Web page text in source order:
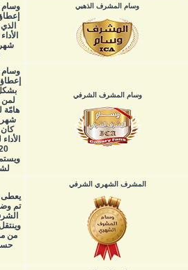
وسام المشرف الذهبي
وسام
وسام المشرف الشرفي
وسام
لمن
هامّة
شهر
المشرف الشهري الشرفي
تم
من